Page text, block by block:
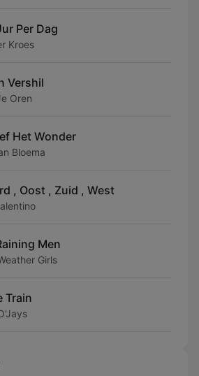
Per Dag
Kroes
Vershil
Oren
Het Wonder
Bloema
, Oost , Zuid , West
Men
Girls
Train